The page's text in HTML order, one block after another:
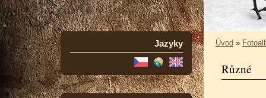
Jazyky Úvod »
Různé